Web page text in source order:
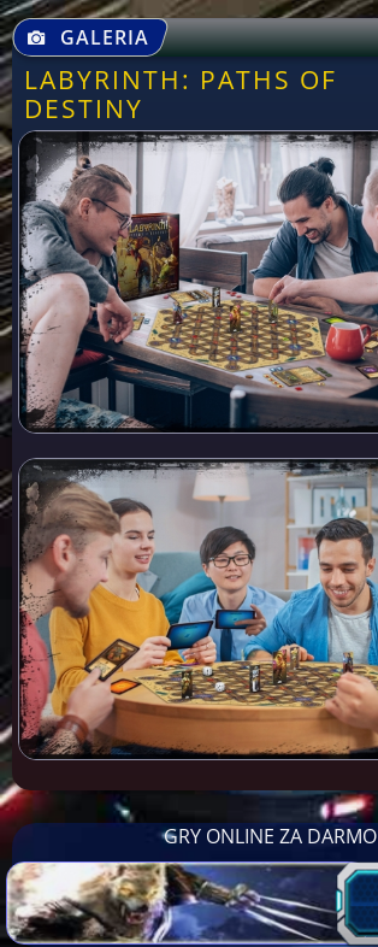
GALERIA
LABYRINTH: PATHS OF
DESTINY
GRY ONLINE ZA DARMO